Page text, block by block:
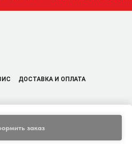
заказ
ДОСТАВКА И ОПЛАТА